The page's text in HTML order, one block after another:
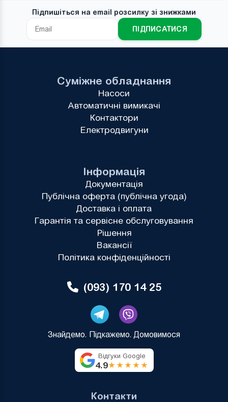
Підпишіться на email розсилку зі знижками
ПІДПИСАТИСЯ
Інформація
Документація
Публічна оферта (публічна угода)
Доставка і оплата
Гарантія та сервісне обслуговування
Рішення
Вакансії
Політика конфіденційності
Суміжне обладнання
Насоси
Автоматичні вимикачі
Контактори
Електродвигуни
(093) 170 14 25
Знайдемо. Підкажемо. Домовимося
Відгуки Google
4.9★★★★★
Контакти